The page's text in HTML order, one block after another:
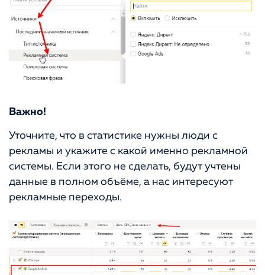
Важно!
Уточните, что в статистике нужны люди с
рекламы и укажите с какой именно рекламной
системы. Если этого не сделать, будут учтены
данные в полном объёме, а нас интересуют
рекламные переходы.